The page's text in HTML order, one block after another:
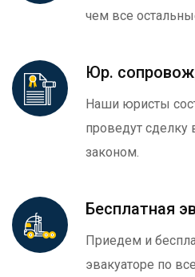
чем все
Юр.
Наши юристы
проведут сделку
законом.
Бесплатная
Приедем и
эвакуаторе по